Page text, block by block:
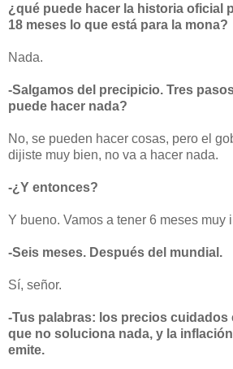
¿qué puede hacer la historia oficial
18 meses lo que está para la mona?
Nada.
-Salgamos del precipicio. Tres
puede hacer nada?
No, se pueden hacer cosas, pero el
dijiste muy bien, no va a hacer nada.
-¿Y entonces?
Y bueno. Vamos a tener 6 meses muy
-Seis meses. Después del mundial.
Sí, señor.
-Tus palabras: los precios cuidados
que no soluciona nada, y la
emite.